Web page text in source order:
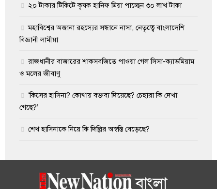
২০ টাকার টিকিটে কৃষক হানিফ মিয়া পাচ্ছেন ৩০ লাখ টাকা
মহাবিশ্বের অজানা রহস্যের সন্ধানে নাসা, নেতৃত্বে বাংলাদেশি
বিজ্ঞানী লামীয়া
রাজধানীর বাজারের শাকসবজিতে পাওয়া গেল সিসা-ক্যাডমিয়াম
ও মলের জীবাণু
‘কিসের হাসিনা? কোথায় বক্তব্য দিয়েছে? চেহারা কি দেখা
গেছে?’
শেখ হাসিনাকে নিয়ে কি দিল্লির অস্বস্তি বেড়েছে?